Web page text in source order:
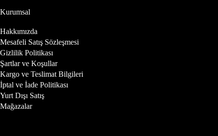
Kurumsal
Hakkımızda
Mesafeli Satış Sözleşmesi
Gizlilik Politikası
Şartlar ve Koşullar
Kargo ve Teslimat Bilgileri
İptal ve İade Politikası
Yurt Dışı Satış
Mağazalar